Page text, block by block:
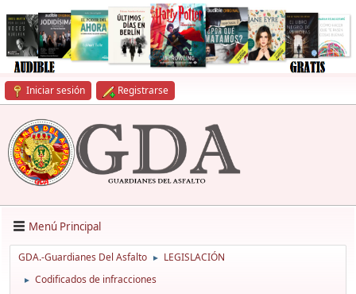
Iniciar sesión Registrarse
Menú Principal
GDA.-Guardianes Del Asfalto ► LEGISLACIÓN
► Codificados de infracciones